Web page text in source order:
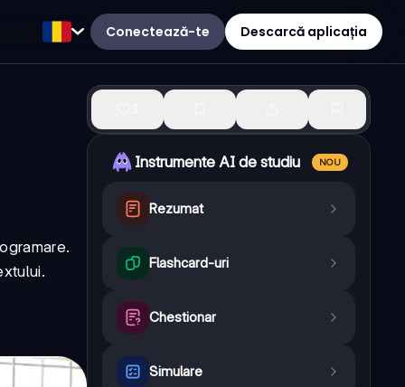
Conectează-te Descarcă aplicația
Instrumente AI de studiu NOU
Rezumat
Flashcard-uri
Chestionar
Simulare